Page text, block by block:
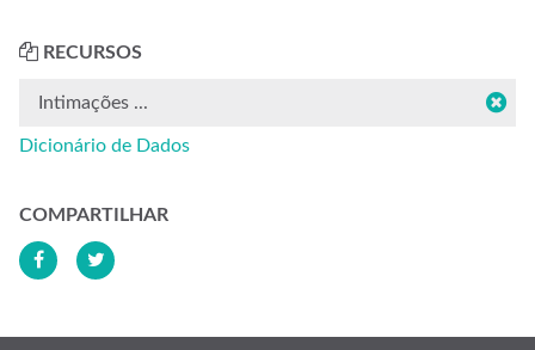
RECURSOS
Intimações ...
Dicionário de Dados
COMPARTILHAR